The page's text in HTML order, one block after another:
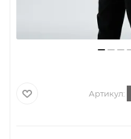
Артикул: